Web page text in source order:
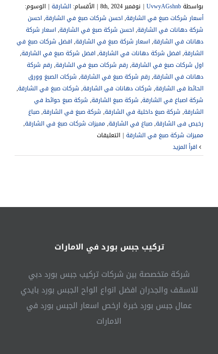
بواسطةUvwyAGshnb
| نوفمبر 8th, 2024 | الأقسام: الشارقة | الوسوم:
أسعار شركات صبغ في الشارقة,احسن شركات صبغ في الشارقة,احسن
شركة دهانات في الشارقة,احسن شركة صبغ في الشارقة,اسعار شركة
دهانات في الشارقة,اسعار شركة صبغ في الشارقة,افضل شركات صبغ في
الشارقة,افضل شركة دهانات في الشارقة,افضل شركة صبغ في الشارقة,
اول شركات صبغ في الشارقة, رقم شركات صبغ في الشارقة, رقم شركة
دهانات في الشارقة, رقم شركة صبغ في الشارقة, ‎شركات الصبغ وورق
الحائط فى الشارقة, شركات دهانات في الشارقة, شركات صبغ في الشارقة,
شركة اصباغ في الشارقة, شركة صبغ الشارقة, شركة صبغ حوائط في
الشارقة, شركة صبغ داخلية في الشارقة, شركة صبغ في الشارقة,صباغ
رخيص فى الشارقة,
, مميزات شركات صبغ في الشارقة,
مميزات شركة صبغ في الشارقة | التعليقاتعلى
صبغ
صباغ
تركيب جبس بورد في الامارات
شركة متخصصة بين شركات تركيب جبس بورد دبي
للاسقف والجدران افضل انواع الواح الجبس بورد بايدي
عمال جبس بورد خبرة ارخص اسعار الجبس بورد في
الامارات